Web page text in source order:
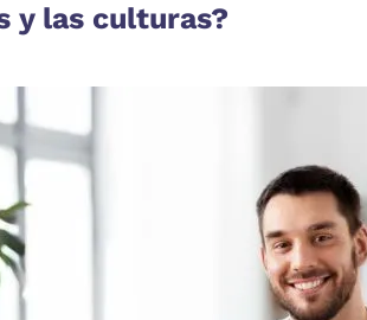
y las culturas?